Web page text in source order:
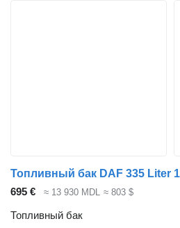
695 € ≈ 13 930 MDL ≈ 803 $
Топливный бак